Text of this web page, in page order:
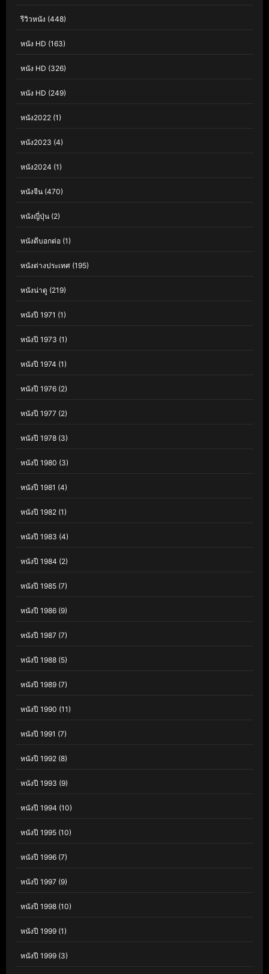
รีวิวหนัง (448)
หนัง HD (163)
หนัง HD (326)
หนัง HD (249)
หนัง2022 (1)
หนัง2023 (4)
หนัง2024 (1)
หนังจีน (470)
หนังญี่ปุ่น (2)
หนังดีบอกต่อ (1)
หนังต่างประเทศ (195)
หนังน่าดู (219)
หนังปี 1971 (1)
หนังปี 1973 (1)
หนังปี 1974 (1)
หนังปี 1976 (2)
หนังปี 1977 (2)
หนังปี 1978 (3)
หนังปี 1980 (3)
หนังปี 1981 (4)
หนังปี 1982 (1)
หนังปี 1983 (4)
หนังปี 1984 (2)
หนังปี 1985 (7)
หนังปี 1986 (9)
หนังปี 1987 (7)
หนังปี 1988 (5)
หนังปี 1989 (7)
หนังปี 1990 (11)
หนังปี 1991 (7)
หนังปี 1992 (8)
หนังปี 1993 (9)
หนังปี 1994 (10)
หนังปี 1995 (10)
หนังปี 1996 (7)
หนังปี 1997 (9)
หนังปี 1998 (10)
หนังปี 1999 (1)
หนังปี 1999 (3)